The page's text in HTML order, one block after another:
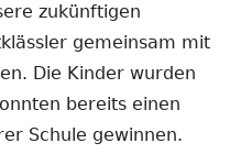
zukünftigen
gemeinsam mit
Die Kinder wurden
bereits einen
Schule gewinnen.